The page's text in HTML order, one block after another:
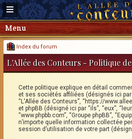
Menu
Index du forum
L'Allée des Conteurs - Politique
Cette politique explique en détail
et ses sociétés affiliées (désignés ici par
“L'Allée des Conteurs”, “https://
et phpBB (désigné ici par “ils”, “eux”,
“www.phpbb.com”, “Groupe phpBB”,
n’importe quelle information collectée
session d’utilisation de votre part